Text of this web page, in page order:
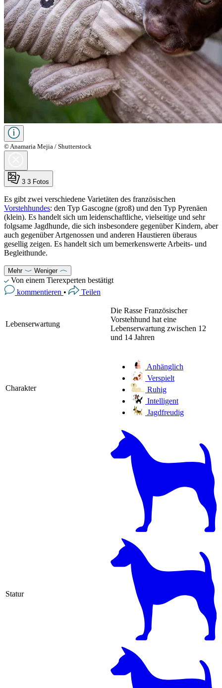
© Anamaria Mejia / Shutterstock
3 3 Fotos
Es gibt zwei verschiedene Varietäten des französischen
Vorstehhundes: den Typ Gascogne (groß) und den Typ Pyrenäen
(klein). Es handelt sich um leidenschaftliche, vielseitige und sehr
folgsame Jagdhunde, die sich insbesondere gegenüber Kindern, aber
auch gegenüber Artgenossen und anderen Haustieren überaus
gesellig zeigen. Es handelt sich um bemerkenswerte Arbeits- und
Begleithunde.
Mehr Weniger
Von einem Tierexperten bestätigt
kommentieren • Teilen
Lebenserwartung
Die Rasse Französischer
Vorstehhund hat eine
Lebenserwartung zwischen 12
und 14 Jahren
Charakter
Anhänglich
Verspielt
Ruhig
Intelligent
Jagdfreudig
Statur